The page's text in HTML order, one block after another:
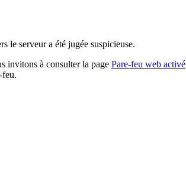
le serveur a été jugée suspicieuse.
invitons à consulter la page Pare-feu web activé
feu.